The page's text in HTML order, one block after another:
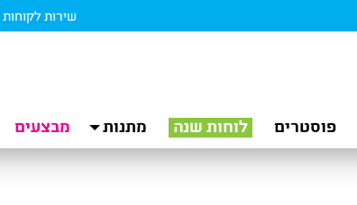
שירות לקוחות
פוסטרים לוחות שנה מתנות מבצעים